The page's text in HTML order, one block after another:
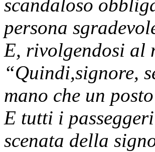
scandaloso
persona
E, rivolgendosi al
“Quindi,signore,
mano che un
E tutti i
scenata della